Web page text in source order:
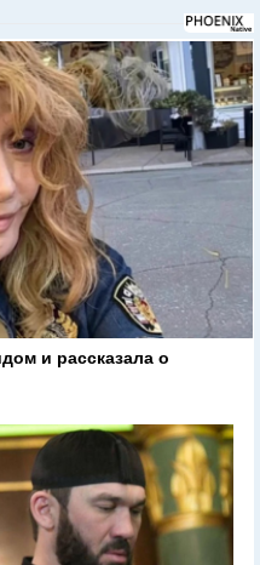
и рассказала о